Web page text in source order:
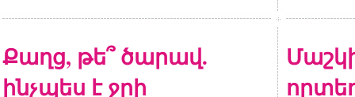
Քաղց, թե՞ ծարավ.
ինչպես է ջրի